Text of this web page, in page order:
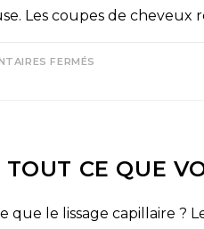
Les coupes de cheveux
FERMÉS
TOUT CE QUE
que le lissage capillaire ?